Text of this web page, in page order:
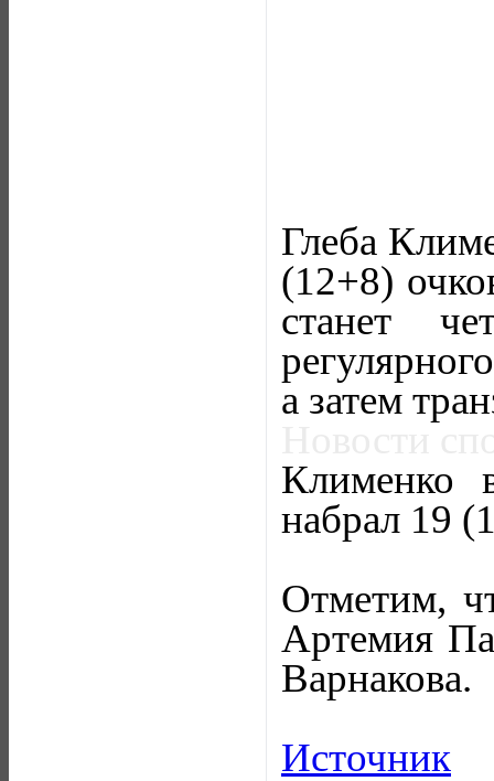
Глеба
(12+8)
станет
а затем
Клименко
набрал 19
Отметим,
Артемия
Варнакова.
Источник